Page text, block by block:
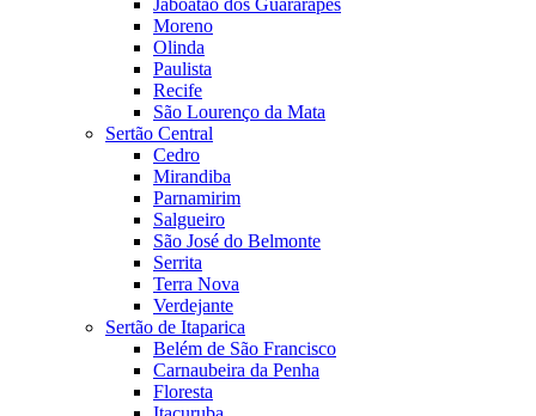
Jaboatão dos Guararapes
Moreno
Olinda
Paulista
Recife
São Lourenço da Mata
Sertão Central
Cedro
Mirandiba
Parnamirim
Salgueiro
São José do Belmonte
Serrita
Terra Nova
Verdejante
Sertão de Itaparica
Belém de São Francisco
Carnaubeira da Penha
Floresta